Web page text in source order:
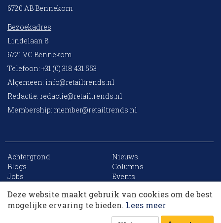
6720 AB Bennekom
Bezoekadres
Lindelaan 8
6721 VC Bennekom
Telefoon: +31 (0) 318 431 553
Algemeen: info@retailtrends.nl
Redactie: redactie@retailtrends.nl
Membership: member@retailtrends.nl
Achtergrond
Nieuws
Blogs
Columns
Jobs
Events
Archief
Sitemap
Deze website maakt gebruik van cookies om de best
mogelijke ervaring te bieden. Lees meer
10 collega’s
Korting op events